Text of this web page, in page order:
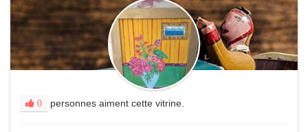
0 personnes aiment cette vitrine.